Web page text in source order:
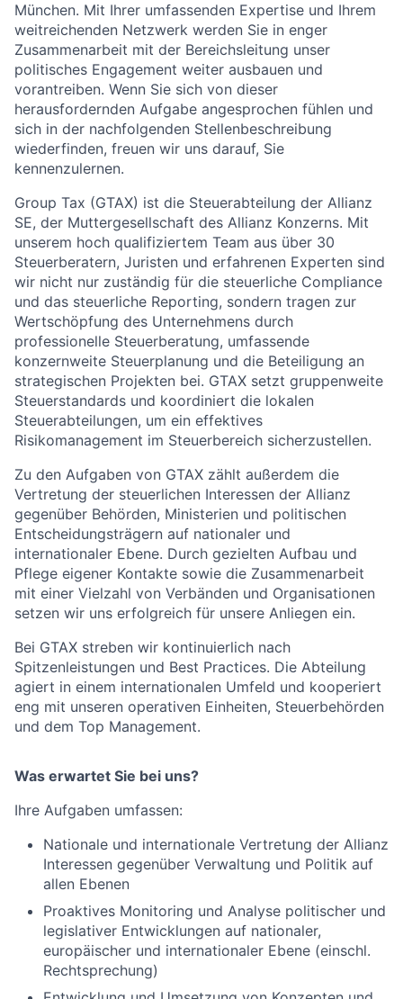
München. Mit Ihrer umfassenden Expertise und Ihrem
weitreichenden Netzwerk werden Sie in enger
Zusammenarbeit mit der Bereichsleitung unser
politisches Engagement weiter ausbauen und
vorantreiben. Wenn Sie sich von dieser
herausfordernden Aufgabe angesprochen fühlen und
sich in der nachfolgenden Stellenbeschreibung
wiederfinden, freuen wir uns darauf, Sie
kennenzulernen.
Group Tax (GTAX) ist die Steuerabteilung der Allianz
SE, der Muttergesellschaft des Allianz Konzerns. Mit
unserem hoch qualifiziertem Team aus über 30
Steuerberatern, Juristen und erfahrenen Experten sind
wir nicht nur zuständig für die steuerliche Compliance
und das steuerliche Reporting, sondern tragen zur
Wertschöpfung des Unternehmens durch
professionelle Steuerberatung, umfassende
konzernweite Steuerplanung und die Beteiligung an
strategischen Projekten bei. GTAX setzt gruppenweite
Steuerstandards und koordiniert die lokalen
Steuerabteilungen, um ein effektives
Risikomanagement im Steuerbereich sicherzustellen.
Zu den Aufgaben von GTAX zählt außerdem die
Vertretung der steuerlichen Interessen der Allianz
gegenüber Behörden, Ministerien und politischen
Entscheidungsträgern auf nationaler und
internationaler Ebene. Durch gezielten Aufbau und
Pflege eigener Kontakte sowie die Zusammenarbeit
mit einer Vielzahl von Verbänden und Organisationen
setzen wir uns erfolgreich für unsere Anliegen ein.
Bei GTAX streben wir kontinuierlich nach
Spitzenleistungen und Best Practices. Die Abteilung
agiert in einem internationalen Umfeld und kooperiert
eng mit unseren operativen Einheiten, Steuerbehörden
und dem Top Management.
Was erwartet Sie bei uns?
Ihre Aufgaben umfassen:
Nationale und internationale Vertretung der Allianz
Interessen gegenüber Verwaltung und Politik auf
allen Ebenen
Proaktives Monitoring und Analyse politischer und
legislativer Entwicklungen auf nationaler,
europäischer und internationaler Ebene (einschl.
Rechtsprechung)